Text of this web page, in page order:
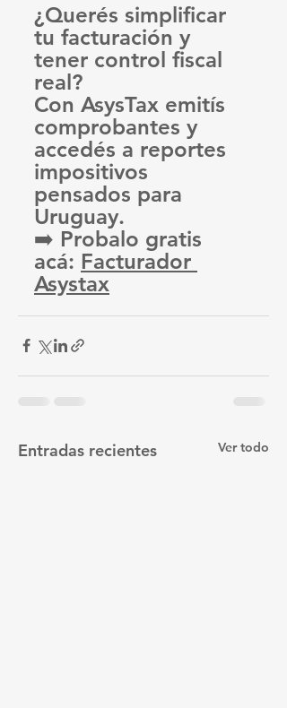
¿Querés simplificar
tu facturación y
tener control fiscal
real?
Con AsysTax emitís
comprobantes y
accedés a reportes
impositivos
pensados para
Uruguay.
➡️ Probalo gratis
acá: Facturador
Asystax
Entradas recientes Ver todo